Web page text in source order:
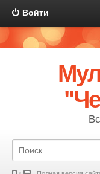
Войти